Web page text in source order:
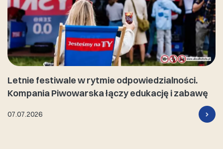
Letnie festiwale w rytmie odpowiedzialności.
Kompania Piwowarska łączy edukację i zabawę
07.07.2026